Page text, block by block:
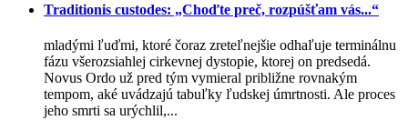
Traditionis custodes: „Choďte preč, rozpúšťam vás...“
mladými ľuďmi, ktoré čoraz zreteľnejšie odhaľuje terminálnu
fázu všerozsiahlej cirkevnej dystopie, ktorej on predsedá.
Novus Ordo už pred tým vymieral približne rovnakým
tempom, aké uvádzajú tabuľky ľudskej úmrtnosti. Ale proces
jeho smrti sa urýchlil,...